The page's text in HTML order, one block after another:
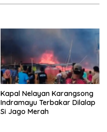
Kapal Nelayan Karangsong
Indramayu Terbakar Dilalap
Si Jago Merah